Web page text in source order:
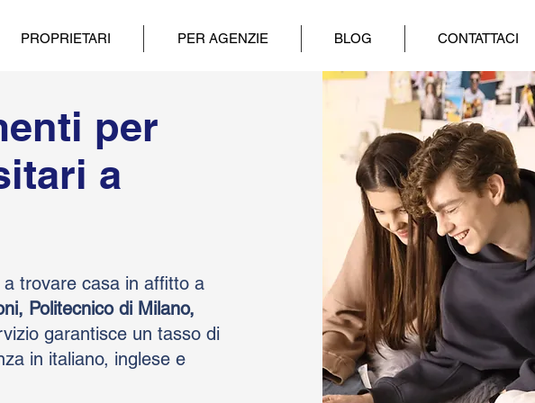
PROPRIETARI PER AGENZIE BLOG CONTATTACI
per
a
trovare casa in affitto a
Politecnico di Milano,
garantisce un tasso di
in italiano, inglese e